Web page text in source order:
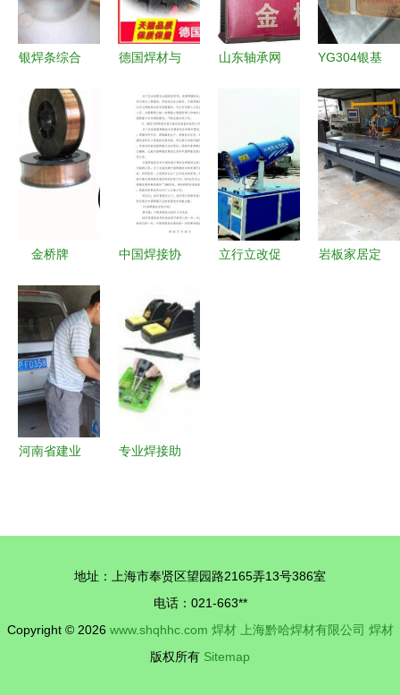
银焊条综合
用、特性与
品牌选购
——以四川
川南焊材为
德国焊材与
品质与创新
的工业基石
山东轴承网
直销与2.5
焊条价格优
势
YG304银基
镍钛钎焊料
的卓越之选
与选购指南
金桥牌
6气体保护
焊丝 价
格、厂家与
产品解析
中国焊接协
与中国男篮
奥运总结:
无突破而赞
赏，无失败
而反思
立行立改促
岩板家居定
河南省建业
专业焊接助
与应用
地址：上海市奉贤区望园路2165弄13号386室
电话：021-663**
Copyright © 2026 www.shqhhc.com 焊材 上海黔哈焊材有限公司 焊材
版权所有 Sitemap